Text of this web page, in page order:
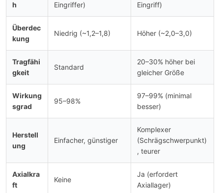
h
Eingriffer)
Eingriff)
Überdec
kung
Niedrig (~1,2–1,8) Höher (~2,0–3,0)
Tragfähi
gkeit
Standard
20–30% höher bei
gleicher Größe
Wirkung
sgrad
95–98%
97–99% (minimal
besser)
Herstell
ung
Einfacher, günstiger
Komplexer
(Schrägschwerpunkt)
, teurer
Axialkra
ft
Keine
Ja (erfordert
Axiallager)